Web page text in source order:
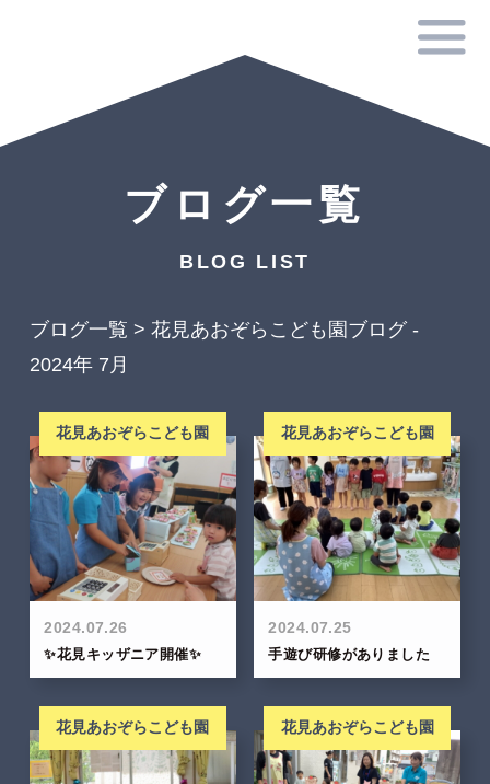
ブログ一覧
BLOG LIST
ブログ一覧 > 花見あおぞらこども園ブログ -
2024年 7月
花見あおぞらこども園
2024.07.26
✨花見キッザニア開催✨
花見あおぞらこども園
2024.07.25
手遊び研修がありました
花見あおぞらこども園 花見あおぞらこども園